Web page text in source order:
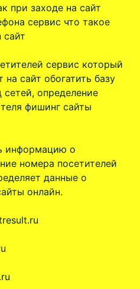
при заходе на сайт
сервис что такое
сайт
сервис который
на сайт обогатить базу
определение
фишинг сайты
информацию о
номера посетителей
данные о
онлайн.